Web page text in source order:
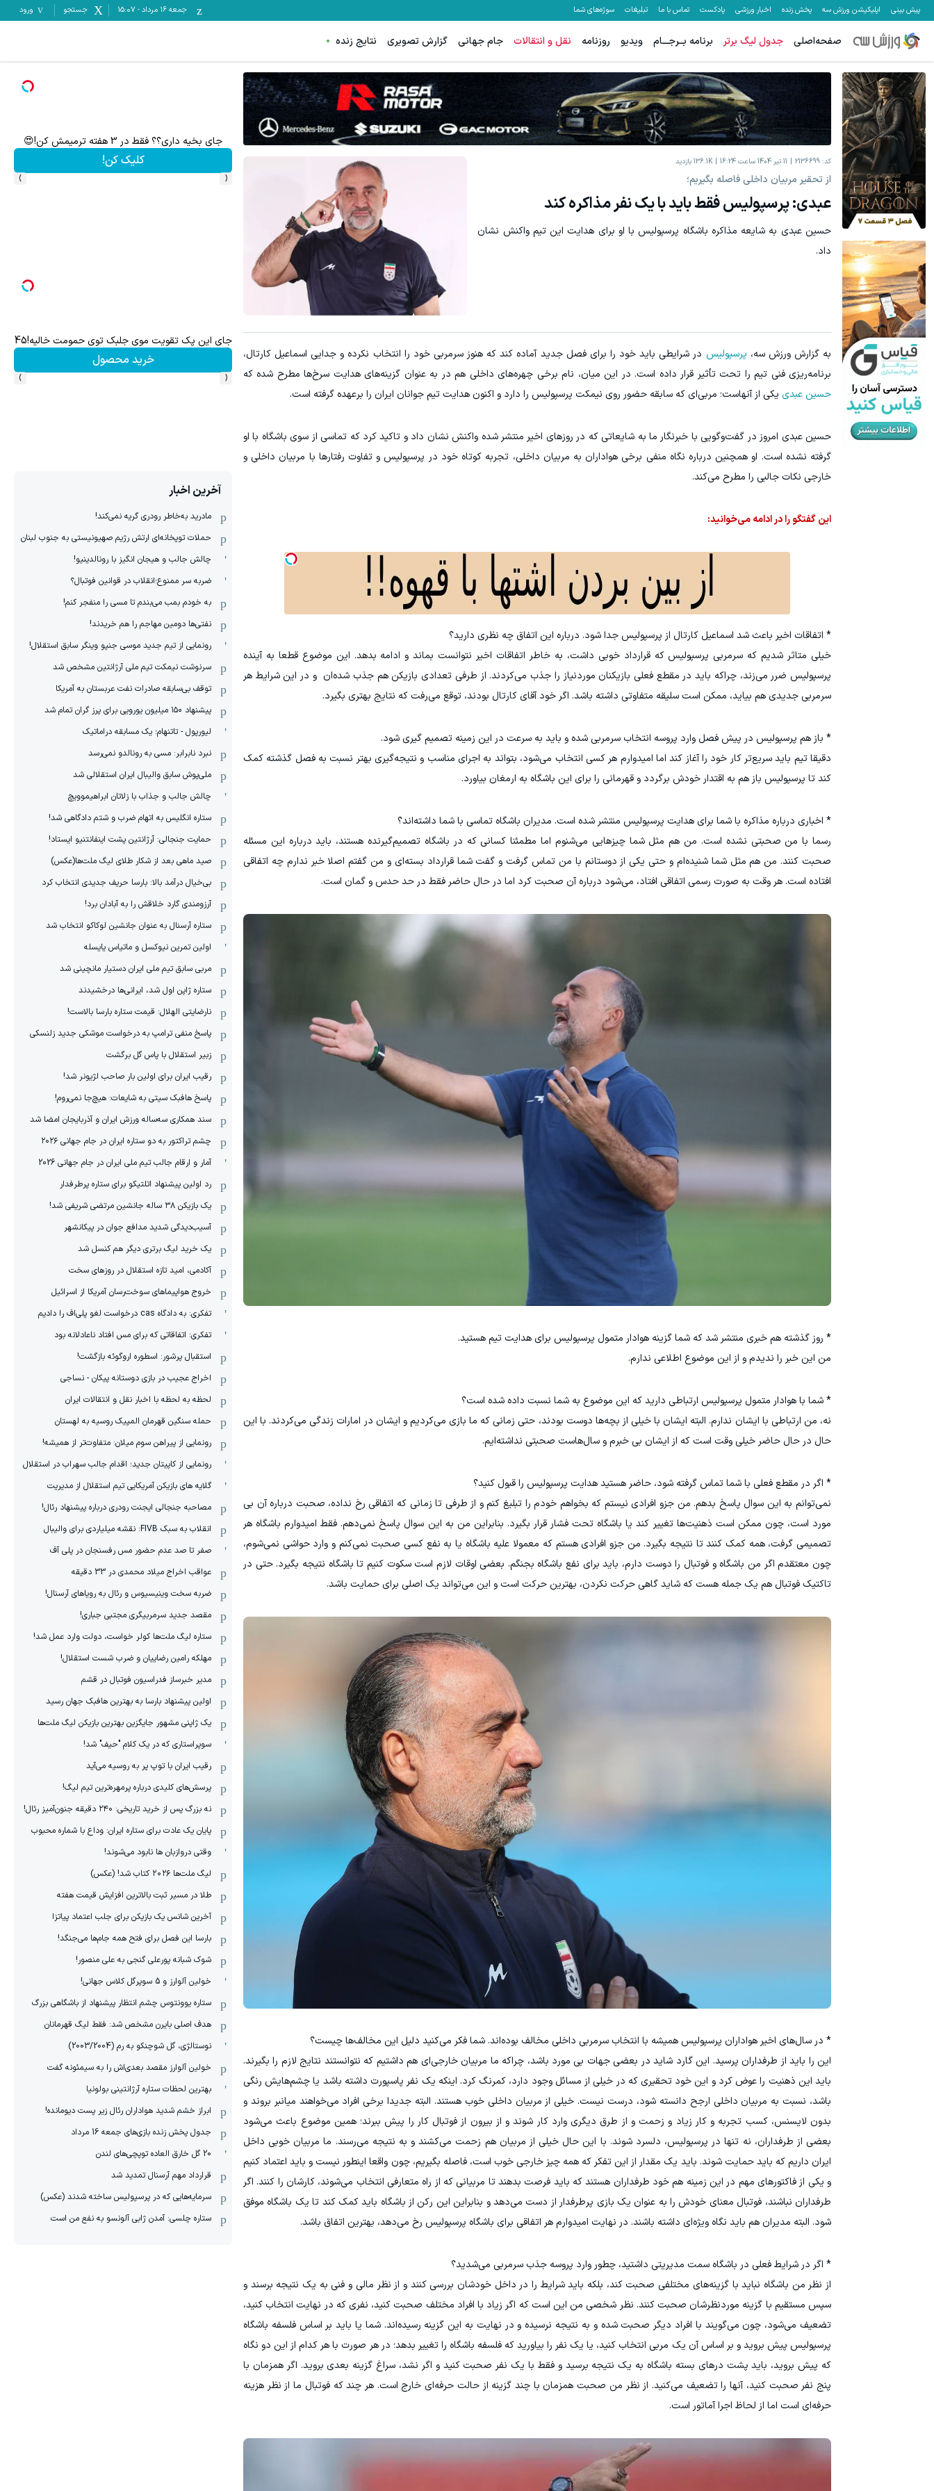
پیش بینی اپلیکیشن ورزش سه پخش زنده اخبار ورزشی پادکست تماس با ما تبلیغات سوژه‌های شما جمعه ۱۶ مرداد -
15:07 جستجو ورود
صفحه‌اصلی جدول لیگ برتر برنامه بــرجـــام ویدیو روزنامه نقل و انتقالات جام جهانی گزارش تصویری نتایج زنده
کد: 2136699 11 تیر 1404 ساعت 16:24 136.1K بازدید
از تحقیر مربیان داخلی فاصله بگیریم؛
عبدی: پرسپولیس فقط باید با یک نفر مذاکره کند
حسین عبدی به شایعه مذاکره باشگاه پرسپولیس با او برای هدایت این تیم واکنش نشان
داد‌‌.
به گزارش ورزش سه، پرسپولیس در شرایطی باید خود را برای فصل جدید آماده کند که هنوز سرمربی خود را انتخاب نکرده و جدایی اسماعیل کارتال،
برنامه‌ریزی فنی تیم را تحت تأثیر قرار داده است. در این میان، نام برخی چهره‌های داخلی هم در به عنوان گزینه‌های هدایت سرخ‌ها مطرح شده که
حسین عبدی یکی از آنهاست؛ مربی‌ای که سابقه حضور روی نیمکت پرسپولیس را دارد و اکنون هدایت تیم جوانان ایران را برعهده گرفته است.
حسین عبدی امروز در گفت‌وگویی با خبرنگار ما به شایعاتی که در روزهای اخیر منتشر شده واکنش نشان داد و تاکید کرد که تماسی از سوی باشگاه با او
گرفته نشده است. او همچنین درباره نگاه منفی برخی هواداران به مربیان داخلی، تجربه کوتاه خود در پرسپولیس و تفاوت رفتارها با مربیان داخلی و
خارجی نکات جالبی را مطرح می‌کند.
این گفتگو را در ادامه می‌خوانید:
* اتفاقات اخیر باعث شد اسماعیل کارتال از پرسپولیس جدا شود. درباره این اتفاق چه نظری دارید؟
خیلی متاثر شدیم که سرمربی پرسپولیس که قرارداد خوبی داشت، به خاطر اتفاقات اخیر نتوانست بماند و ادامه بدهد. این موضوع قطعا به آینده
پرسپولیس ضرر می‌زند، چراکه باید در مقطع فعلی بازیکنان موردنیاز را جذب می‌کردند. از طرفی تعدادی بازیکن هم جذب شده‌ان و در این شرایط هر
سرمربی جدیدی هم بیاید، ممکن است سلیقه متفاوتی داشته باشد. اگر خود آقای کارتال بودند، توقع می‌رفت که نتایج بهتری بگیرد.
* باز هم پرسپولیس در پیش فصل وارد پروسه انتخاب سرمربی شده و باید به سرعت در این زمینه تصمیم گیری شود.
دقیقا تیم باید سریع‌تر کار خود را آغاز کند اما امیدوارم هر کسی انتخاب می‌شود، بتواند به اجرای مناسب و نتیجه‌گیری بهتر نسبت به فصل گذشته کمک
کند تا پرسپولیس باز هم به اقتدار خودش برگردد و قهرمانی را برای این باشگاه به ارمغان بیاورد.
* اخباری درباره مذاکره با شما برای هدایت پرسپولیس منتشر شده است. مدیران باشگاه تماسی با شما داشته‌اند؟
رسما با من صحبتی نشده است. من هم مثل شما چیزهایی می‌شنوم اما مطمئنا کسانی که در باشگاه تصمیم‌گیرنده هستند، باید درباره این مسئله
صحبت کنند. من هم مثل شما شنیده‌ام و حتی یکی از دوستانم با من تماس گرفت و گفت شما قرارداد بسته‌ای و من گفتم اصلا خبر ندارم چه اتفاقی
افتاده است. هر وقت به صورت رسمی اتفاقی افتاد، می‌شود درباره آن صحبت کرد اما در حال حاضر فقط در حد حدس و گمان است.
* روز گذشته هم خبری منتشر شد که شما گزینه هوادار متمول پرسپولیس برای هدایت تیم هستید.
من این خبر را ندیدم و از این موضوع اطلاعی ندارم.
* شما با هوادار متمول پرسپولیس ارتباطی دارید که این موضوع به شما نسبت داده شده است؟
نه، من ارتباطی با ایشان ندارم. البته ایشان با خیلی از بچه‌ها دوست بودند، حتی زمانی که ما بازی می‌کردیم و ایشان در امارات زندگی می‌کردند. با این
حال در حال حاضر خیلی وقت است که از ایشان بی خبرم و سال‌هاست صحبتی نداشته‌ایم.
* اگر در مقطع فعلی با شما تماس گرفته شود، حاضر هستید هدایت پرسپولیس را قبول کنید؟
نمی‌توانم به این سوال پاسخ بدهم. من جزو افرادی نیستم که بخواهم خودم را تبلیغ کنم و از طرفی تا زمانی که اتفاقی رخ نداده، صحبت درباره آن بی
مورد است، چون ممکن است ذهنیت‌ها تغییر کند یا باشگاه تحت فشار قرار بگیرد. بنابراین من به این سوال پاسخ نمی‌دهم. فقط امیدوارم باشگاه هر
تصمیمی گرفت، همه کمک کنند تا نتیجه بگیرد. من جزو افرادی هستم که معمولا علیه باشگاه یا به نفع کسی صحبت نمی‌کنم و وارد حواشی نمی‌شوم،
چون معتقدم اگر من باشگاه و فوتبال را دوست دارم، باید برای نفع باشگاه بجنگم. بعضی اوقات لازم است سکوت کنیم تا باشگاه نتیجه بگیرد. حتی در
تاکتیک فوتبال هم یک جمله هست که شاید گاهی حرکت نکردن، بهترین حرکت است و این می‌تواند یک اصلی برای حمایت باشد.
* در سال‌های اخیر هواداران پرسپولیس همیشه با انتخاب سرمربی داخلی مخالف بوده‌اند. شما فکر می‌کنید دلیل این مخالف‌ها چیست؟
این را باید از طرفداران پرسید. این گارد شاید در بعضی جهات بی مورد باشد، چراکه ما مربیان خارجی‌ای هم داشتیم که نتوانستند نتایج لازم را بگیرند.
باید این ذهنیت را عوض کرد و این خود تحقیری که در خیلی از مسائل وجود دارد، کمرنگ کرد. اینکه یک نفر پاسپورت داشته باشد یا چشم‌هایش رنگی
باشد، نسبت به مربیان داخلی ارجح دانسته شود، درست نیست. خیلی از مربیان داخلی خوب هستند. البته جدیدا برخی افراد می‌خواهند میانبر بروند و
بدون لایسنس، کسب تجربه و کار زیاد و زحمت و از طرق دیگری وارد کار شوند و از بیرون از فوتبال کار را پیش ببرند؛ همین موضوع باعث می‌شود
بعضی از طرفداران، نه تنها در پرسپولیس، دلسرد شوند. با این حال خیلی از مربیان هم زحمت می‌کشند و به نتیجه می‌رسند. ما مربیان خوبی داخل
ایران داریم که باید حمایت شوند. باید یک مقدار از این تفکر که همه چیز خارجی خوب است، فاصله بگیریم، چون واقعا اینطور نیست و باید اعتماد کنیم
و یکی از فاکتورهای مهم در این زمینه هم خود طرفداران هستند که باید فرصت بدهند تا مربیانی که از راه متعارفی انتخاب می‌شوند، کارشان را کنند. اگر
طرفداران نباشند، فوتبال معنای خودش را به عنوان یک بازی پرطرفدار از دست می‌دهد و بنابراین این رکن از باشگاه باید کمک کند تا یک باشگاه موفق
شود. البته مدیران هم باید نگاه ویژه‌ای داشته باشند‌. در نهایت امیدوارم هر اتفاقی برای باشگاه پرسپولیس رخ می‌دهد، بهترین اتفاق باشد.
* اگر در شرایط فعلی در باشگاه سمت مدیریتی داشتید، چطور وارد پروسه جذب سرمربی می‌شدید؟
از نظر من باشگاه نباید با گزینه‌های مختلفی صحبت کند، بلکه باید شرایط را در داخل خودشان بررسی کنند و از نظر مالی و فنی به یک نتیجه برسند و
سپس مستقیم با گزینه موردنظرشان صحبت ‌کنند. نظر شخصی من این است که اگر زیاد با افراد مختلف صحبت کنید، نفری که در نهایت انتخاب کنید،
تضعیف می‌شود، چون می‌گویند با افراد دیگر صحبت شده و به نتیجه نرسیده و در نهایت به این گزینه رسیده‌اند. شما یا باید بر اساس فلسفه باشگاه
پرسپولیس پیش بروید و بر اساس آن یک مربی انتخاب کنید، یا یک نفر را بیاورید که فلسفه باشگاه را تغییر بدهد؛ در هر صورت با هر کدام از این دو نگاه
که پیش بروید، باید پشت درهای بسته باشگاه به یک نتیجه برسید و فقط با یک نفر صحبت کنید و اگر نشد، سراغ گزینه بعدی بروید. اگر همزمان با
پنج نفر صحبت کنید، آنها را تضعیف می‌کنید. از نظر من صحبت همزمان با چند گزینه از حالت حرفه‌ای خارج است. هر چند که فوتبال ما از نظر هزینه
حرفه‌ای است اما از لحاظ اجرا آماتور است.
جای بخیه داری؟؟ فقط در 3 هفته ترمیمش کن!😍
کلیک کن!
‹
›
جای این پک تقویت موی جلبک توی حمومت خالیه!45%تخفیف
خرید محصول
‹
›
آخرین اخبار
مادرید به‌خاطر رودری گریه نمی‌کند!
حملات توپخانه‌ای ارتش رژیم صهیونیستی به جنوب لبنان
چالش جالب و هیجان انگیز با رونالدینیو!
ضربه سر ممنوع؛انقلاب در قوانین فوتبال؟
به خودم بمب می‌بندم تا مسی را منفجر کنم!
نفتی‌ها دومین مهاجم را هم خریدند!
رونمایی از تیم جدید موسی جنپو وینگر سابق استقلال!
سرنوشت نیمکت تیم ملی آرژانتین مشخص شد
توقف بی‌سابقه صادرات نفت عربستان به آمریکا
پیشنهاد ۱۵۰ میلیون یورویی برای پرز گران تمام شد
لیورپول - تاتنهام؛ یک مسابقه دراماتیک
نبرد نابرابر: مسی به رونالدو نمی‌رسد
ملی‌پوش سابق والیبال ایران استقلالی شد
چالش جالب و جذاب با زلاتان ابراهیموویچ
ستاره انگلیس به اتهام ضرب و شتم دادگاهی شد!
حمایت جنجالی: آرژانتین پشت اینفانتنیو ایستاد!
صید ماهی بعد از شکار طلای لیگ ملت‌ها(عکس)
بی‌خیال درآمد بالا: بارسا حریف جدیدی انتخاب کرد
آرزومندی گارد خلاقش را به آبادان برد!
ستاره آرسنال به عنوان جانشین لوکاکو انتخاب شد
اولین تمرین نیوکسل و ماتیاس یایسله
مربی سابق تیم ملی ایران دستیار مانچینی شد
ستاره ژاپن اول شد، ایرانی‌ها درخشیدند
نارضایتی الهلال: قیمت ستاره بارسا بالاست!
پاسخ منفی ترامپ به درخواست موشکی جدید زلنسکی
زبیر استقلال با پاس گل برگشت
رقیب ایران برای اولین بار صاحب لژیونر شد!
پاسخ هافبک سیتی به شایعات: هیچ‌جا نمی‌روم!
سند همکاری سه‌ساله‌ ‌ورزش ایران و آذربایجان امضا شد
چشم تراکتور به دو ستاره ایران در جام جهانی ۲۰۲۶
آمار و ارقام جالب تیم ملی ایران در جام جهانی 2026
رد اولین پیشنهاد اتلتیکو برای ستاره پرطرفدار
یک بازیکن ۳۸ ساله جانشین مرتضی شریفی شد!
آسیب‌دیدگی شدید مدافع جوان در پیکانشهر
یک خرید لیگ برتری دیگر هم کنسل شد
آکادمی، امید تازه استقلال در روزهای سخت
خروج هواپیماهای سوخت‌رسان آمریکا از اسرائیل
تفکری: به دادگاه cas درخواست لغو پلی‌اف را دادیم
تفکری: اتفاقاتی که برای مس افتاد ناعادلانه بود
استقبال پرشور: اسطوره اروگوئه بازگشت!
اخراج عجیب در بازی دوستانه پیکان - نساجی
لحظه به لحظه با اخبار نقل و انتقالات ایران
حمله سنگین قهرمان المپیک روسیه به لهستان
رونمایی از پیراهن سوم میلان: متفاوت‌تر از همیشه!
رونمایی از کاپیتان جدید؛ اقدام جالب سهراب در استقلال
گلایه های بازیکن آمریکایی تیم استقلال از مدیریت
مصاحبه جنجالی ایجنت رودری درباره پیشنهاد رئال!
انقلاب به سبک FIVB: نقشه میلیاردی برای والیبال
صفر تا صد عدم حضور مس رفسنجان در پلی آف
عواقب اخراج میلاد محمدی در 33 دقیقه
ضربه سخت وینیسیوس و رئال به رویاهای آرسنال!
مقصد جدید سرمربیگری مجتبی جباری!
ستاره لیگ ملت‌ها کولر خواست، دولت وارد عمل شد!
مهلکه رامین رضاییان و ضرب شست استقلال!
مدیر خبرساز فدراسیون فوتبال در قشم
اولین پیشنهاد بارسا به بهترین هافبک جهان رسید
یک ژاپنی مشهور جایگزین بهترین بازیکن لیگ ملت‌ها
سوپراستاری که در یک کلام "حیف" شد!
رقیب ایران با توپ پر به روسیه می‌آید
پرسش‌های کلیدی درباره پرمهره‌ترین تیم لیگ!
نه بزرگ پس از خرید تاریخی: ۲۴۰ دقیقه جنون‌آمیز رئال!
پایان یک عادت برای ستاره ایران: وداع با شماره محبوب
وقتی دروازبان ها نابود می‌شوند!
لیگ ملت‌ها ٢٠٢۶ کتاب شد! (عکس)
طلا در مسیر ثبت بالاترین افزایش قیمت هفته
آخرین شانس یک بازیکن برای جلب اعتماد پیاتزا
بارسا این فصل برای فتح همه جام‌ها می‌جنگد!
شوک شبانه پورعلی گنجی به علی منصور!
خولین آلوارز و 5 سوپرگل کلاس جهانی!
ستاره یوونتوس چشم انتظار پیشنهاد از باشگاهی بزرگ
هدف اصلی بایرن مشخص شد: فقط لیگ قهرمانان
نوستالژی، گل شوچنکو به رم (2003/2004)
خولین آلوارز مقصد بعدی‌اش را به سیمئونه گفت
بهترین لحظات ستاره آرژانتینی بولونیا
ابراز خشم شدید هواداران رئال زیر پست دیومانده!
جدول پخش زنده بازی‌های جمعه 16 مرداد
20 گل خارق العاده توپچی‌های لندن
قرارداد مهم آرسنال تمدید شد
سرمایه‌هایی که در پرسپولیس ساخته شدند (عکس)
ستاره چلسی: آمدن ژابی آلونسو به نفع من است